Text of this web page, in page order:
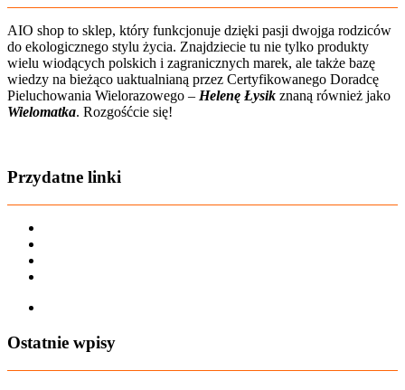
AIO shop to sklep, który funkcjonuje dzięki pasji dwojga rodziców
do ekologicznego stylu życia. Znajdziecie tu nie tylko produkty
wielu wiodących polskich i zagranicznych marek, ale także bazę
wiedzy na bieżąco uaktualnianą przez Certyfikowanego Doradcę
Pieluchowania Wielorazowego – Helenę Łysik znaną również jako
Wielomatka. Rozgośćcie się!
Przydatne linki
Ostatnie wpisy